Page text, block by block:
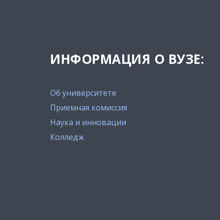
ИНФОРМАЦИЯ О ВУЗЕ:
Об университете
Приемная комиссия
Наука и инновации
Колледж